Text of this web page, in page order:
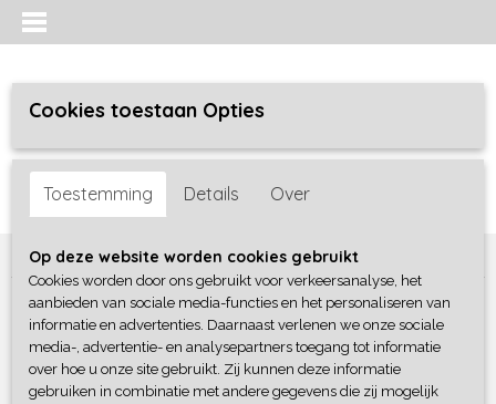
Inloggen Registreren
Home >Jongens baby>broeken>Dirkje
Cookies toestaan Opties
Toestemming Details Over
Op deze website worden cookies gebruikt
Cookies worden door ons gebruikt voor verkeersanalyse, het
aanbieden van sociale media-functies en het personaliseren van
informatie en advertenties. Daarnaast verlenen we onze sociale
media-, advertentie- en analysepartners toegang tot informatie
over hoe u onze site gebruikt. Zij kunnen deze informatie
gebruiken in combinatie met andere gegevens die zij mogelijk